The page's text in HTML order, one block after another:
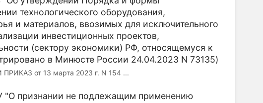
технологического оборудования,
и материалов, ввозимых для исключительного
инвестиционных проектов,
(сектору экономики) РФ, относящемуся к
в Минюсте России 24.04.2023 N 73135)
от 13 марта 2023 г. N 154 ...
"О признании не подлежащим применению